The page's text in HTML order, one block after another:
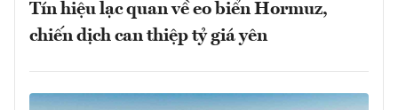
Tín hiệu lạc quan về eo biển Hormuz,
chiến dịch can thiệp tỷ giá yên